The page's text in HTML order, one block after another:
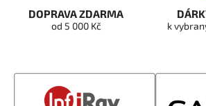
DOPRAVA ZDARMA
od 5 000 Kč k